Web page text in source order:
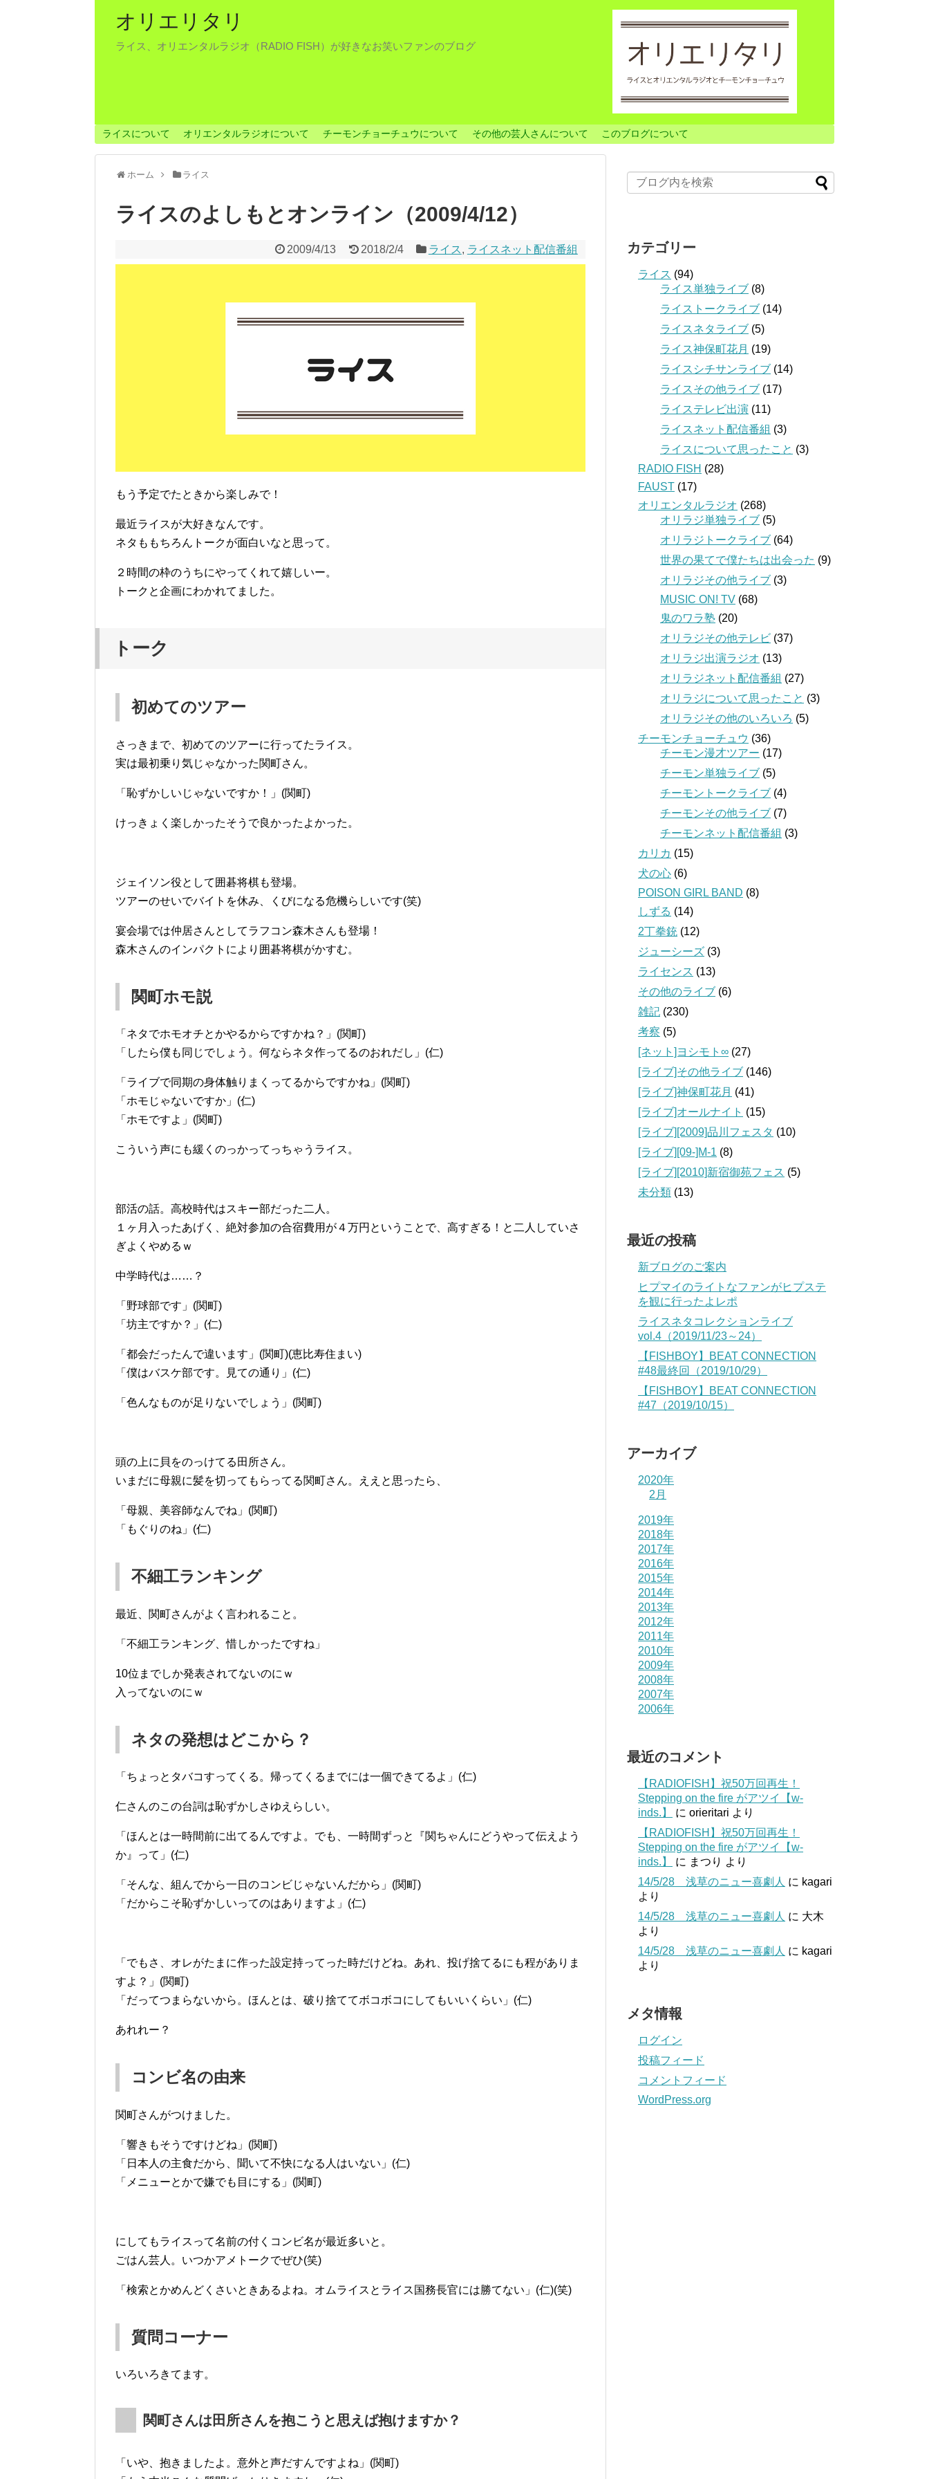
オリエリタリ
ライス、オリエンタルラジオ（RADIO FISH）が好きなお笑いファンのブログ
ライスについて オリエンタルラジオについて チーモンチョーチュウについて その他の芸人さんについて このブログについて
ホーム ライス
ライスのよしもとオンライン（2009/4/12）
2009/4/13 2018/2/4 ライス, ライスネット配信番組
もう予定でたときから楽しみで！
最近ライスが大好きなんです。
ネタももちろんトークが面白いなと思って。
２時間の枠のうちにやってくれて嬉しいー。
トークと企画にわかれてました。
トーク
初めてのツアー
さっきまで、初めてのツアーに行ってたライス。
実は最初乗り気じゃなかった関町さん。
「恥ずかしいじゃないですか！」(関町)
けっきょく楽しかったそうで良かったよかった。
ジェイソン役として囲碁将棋も登場。
ツアーのせいでバイトを休み、くびになる危機らしいです(笑)
宴会場では仲居さんとしてラフコン森木さんも登場！
森木さんのインパクトにより囲碁将棋がかすむ。
関町ホモ説
「ネタでホモオチとかやるからですかね？」(関町)
「したら僕も同じでしょう。何ならネタ作ってるのおれだし」(仁)
「ライブで同期の身体触りまくってるからですかね」(関町)
「ホモじゃないですか」(仁)
「ホモですよ」(関町)
こういう声にも緩くのっかってっちゃうライス。
部活の話。高校時代はスキー部だった二人。
１ヶ月入ったあげく、絶対参加の合宿費用が４万円ということで、高すぎる！と二人していさ
ぎよくやめるｗ
中学時代は……？
「野球部です」(関町)
「坊主ですか？」(仁)
「都会だったんで違います」(関町)(恵比寿住まい)
「僕はバスケ部です。見ての通り」(仁)
「色んなものが足りないでしょう」(関町)
頭の上に貝をのっけてる田所さん。
いまだに母親に髪を切ってもらってる関町さん。ええと思ったら、
「母親、美容師なんでね」(関町)
「もぐりのね」(仁)
不細工ランキング
最近、関町さんがよく言われること。
「不細工ランキング、惜しかったですね」
10位までしか発表されてないのにｗ
入ってないのにｗ
ネタの発想はどこから？
「ちょっとタバコすってくる。帰ってくるまでには一個できてるよ」(仁)
仁さんのこの台詞は恥ずかしさゆえらしい。
「ほんとは一時間前に出てるんですよ。でも、一時間ずっと『関ちゃんにどうやって伝えよう
か』って」(仁)
「そんな、組んでから一日のコンビじゃないんだから」(関町)
「だからこそ恥ずかしいってのはありますよ」(仁)
「でもさ、オレがたまに作った設定持ってった時だけどね。あれ、投げ捨てるにも程がありま
すよ？」(関町)
「だってつまらないから。ほんとは、破り捨ててボコボコにしてもいいくらい」(仁)
あれれー？
コンビ名の由来
関町さんがつけました。
「響きもそうですけどね」(関町)
「日本人の主食だから、聞いて不快になる人はいない」(仁)
「メニューとかで嫌でも目にする」(関町)
にしてもライスって名前の付くコンビ名が最近多いと。
ごはん芸人。いつかアメトークでぜひ(笑)
「検索とかめんどくさいときあるよね。オムライスとライス国務長官には勝てない」(仁)(笑)
質問コーナー
いろいろきてます。
関町さんは田所さんを抱こうと思えば抱けますか？
「いや、抱きましたよ。意外と声だすんですよね」(関町)
カテゴリー
ライス (94)
ライス単独ライブ (8)
ライストークライブ (14)
ライスネタライブ (5)
ライス神保町花月 (19)
ライスシチサンライブ (14)
ライスその他ライブ (17)
ライステレビ出演 (11)
ライスネット配信番組 (3)
ライスについて思ったこと (3)
RADIO FISH (28)
FAUST (17)
オリエンタルラジオ (268)
オリラジ単独ライブ (5)
オリラジトークライブ (64)
世界の果てで僕たちは出会った (9)
オリラジその他ライブ (3)
MUSIC ON! TV (68)
鬼のワラ塾 (20)
オリラジその他テレビ (37)
オリラジ出演ラジオ (13)
オリラジネット配信番組 (27)
オリラジについて思ったこと (3)
オリラジその他のいろいろ (5)
チーモンチョーチュウ (36)
チーモン漫才ツアー (17)
チーモン単独ライブ (5)
チーモントークライブ (4)
チーモンその他ライブ (7)
チーモンネット配信番組 (3)
カリカ (15)
犬の心 (6)
POISON GIRL BAND (8)
しずる (14)
2丁拳銃 (12)
ジューシーズ (3)
ライセンス (13)
その他のライブ (6)
雑記 (230)
考察 (5)
[ネット]ヨシモト∞ (27)
[ライブ]その他ライブ (146)
[ライブ]神保町花月 (41)
[ライブ]オールナイト (15)
[ライブ][2009]品川フェスタ (10)
[ライブ][09‐]M-1 (8)
[ライブ][2010]新宿御苑フェス (5)
未分類 (13)
最近の投稿
新ブログのご案内
ヒプマイのライトなファンがヒプステ
を観に行ったよレポ
ライスネタコレクションライブ
vol.4（2019/11/23～24）
【FISHBOY】BEAT CONNECTION
#48最終回（2019/10/29）
【FISHBOY】BEAT CONNECTION
#47（2019/10/15）
アーカイブ
2020年
2月
2019年
2018年
2017年
2016年
2015年
2014年
2013年
2012年
2011年
2010年
2009年
2008年
2007年
2006年
最近のコメント
【RADIOFISH】祝50万回再生！
Stepping on the fire がアツイ【w-
inds.】
に orieritari より
【RADIOFISH】祝50万回再生！
Stepping on the fire がアツイ【w-
inds.】
に まつり より
14/5/28 浅草のニュー喜劇人 に kagari
より
14/5/28 浅草のニュー喜劇人 に 大木
より
14/5/28 浅草のニュー喜劇人 に kagari
より
メタ情報
ログイン
投稿フィード
コメントフィード
WordPress.org